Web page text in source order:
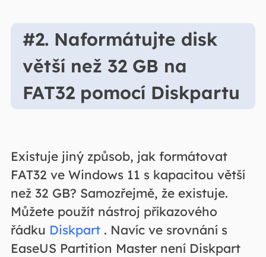
#2. Naformátujte disk
větší než 32 GB na
FAT32 pomocí Diskpartu
Existuje jiný způsob, jak formátovat
FAT32 ve Windows 11 s kapacitou větší
než 32 GB? Samozřejmě, že existuje.
Můžete použít nástroj příkazového
řádku Diskpart. Navíc ve srovnání s
EaseUS Partition Master není Diskpart